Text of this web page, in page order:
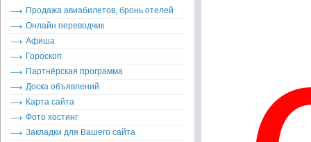
Продажа авиабилетов, бронь отелей
Онлайн переводчик
Афиша
Гороскоп
Партнёрская программа
Доска объявлений
Карта сайта
Фото хостинг
Закладки для Вашего сайта